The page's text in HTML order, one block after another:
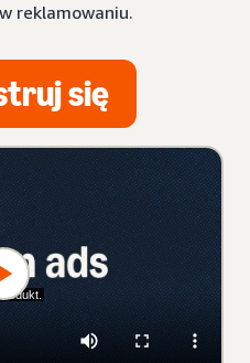
reklamowaniu.
się